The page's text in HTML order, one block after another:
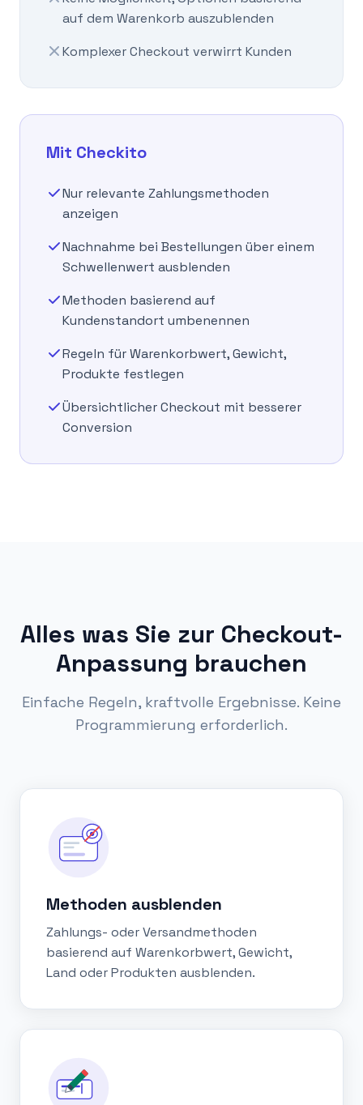
auf dem Warenkorb auszublenden
Komplexer Checkout verwirrt Kunden
Mit Checkito
Nur relevante Zahlungsmethoden
anzeigen
Nachnahme bei Bestellungen über einem
Schwellenwert ausblenden
Methoden basierend auf
Kundenstandort umbenennen
Regeln für Warenkorbwert, Gewicht,
Produkte festlegen
Übersichtlicher Checkout mit besserer
Conversion
Alles was Sie zur Checkout-
Anpassung brauchen
Einfache Regeln, kraftvolle Ergebnisse. Keine
Programmierung erforderlich.
Methoden ausblenden
Zahlungs- oder Versandmethoden
basierend auf Warenkorbwert, Gewicht,
Land oder Produkten ausblenden.